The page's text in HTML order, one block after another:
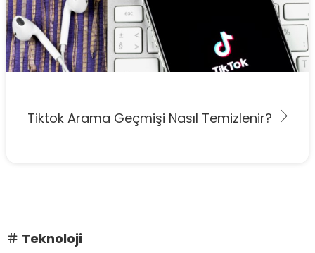
Tiktok Arama Geçmişi Nasıl Temizlenir?
Teknoloji